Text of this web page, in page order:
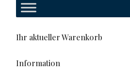
Ihr aktueller Warenkorb
Information